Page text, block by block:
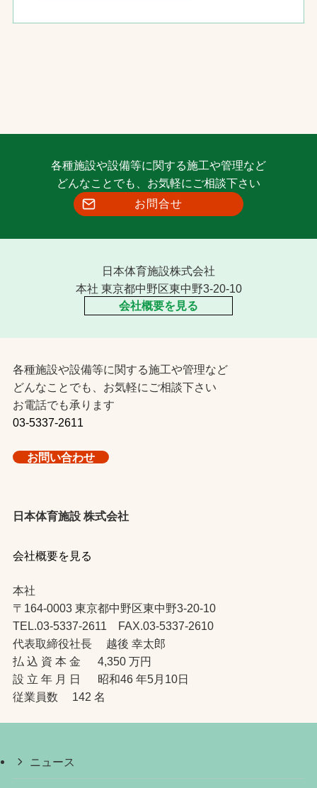
各種施設や設備等に関する施工や管理など
どんなことでも、お気軽にご相談下さい
お問合せ
日本体育施設株式会社
本社 東京都中野区東中野3-20-10
会社概要を見る
各種施設や設備等に関する施工や管理など
どんなことでも、お気軽にご相談下さい
お電話でも承ります
03-5337-2611
お問い合わせ
日本体育施設 株式会社
会社概要を見る
本社
〒164-0003 東京都中野区東中野3-20-10
TEL.03-5337-2611 FAX.03-5337-2610
代表取締役社長 越後 幸太郎
払 込 資 本 金 4,350 万円
設 立 年 月 日 昭和46 年5月10日
従業員数 142 名
ニュース